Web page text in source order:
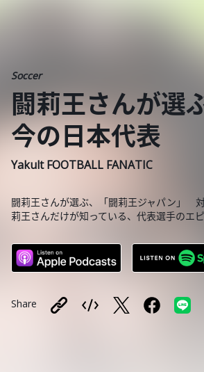
Soccer
闘莉王さんが
今の日本代表
Yakult FOOTBALL FANATIC
闘莉王さんが選ぶ、「闘莉王ジャパン」
莉王さんだけが知っている、代表選手のエ
Share